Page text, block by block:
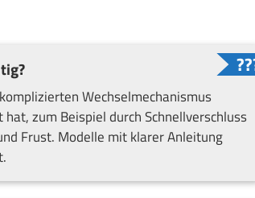
Wechselmechanismus
zum Beispiel durch Schnellverschluss
Frust. Modelle mit klarer Anleitung